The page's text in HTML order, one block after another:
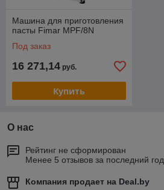
Машина для приготовления
пасты Fimar MPF/8N
Под заказ
16 271,14 руб.
Купить
О нас
Рейтинг не сформирован
Менее 5 отзывов за последний год
Компания продает на Deal.by